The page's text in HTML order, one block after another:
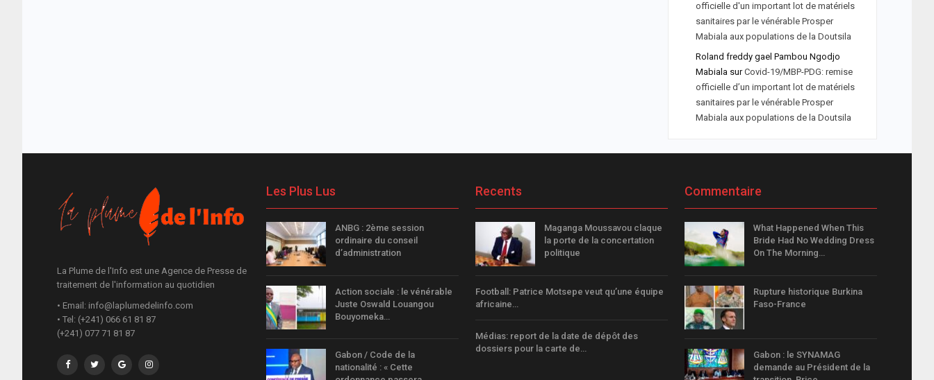
officielle d'un important lot de matériels
sanitaires par le vénérable Prosper
Mabiala aux populations de la Doutsila
Roland freddy gael Pambou Ngodjo
MabialasurCovid-19/MBP-PDG: remise
officielle d’un important lot de matériels
sanitaires par le vénérable Prosper
Mabiala aux populations de la Doutsila
La Plume de l'Info est une Agence de Presse de
traitement de l'information au quotidien
• Email: info@laplumedelinfo.com
• Tel: (+241) 066 61 81 87
(+241) 077 71 81 87
Les Plus Lus
ANBG : 2ème session
ordinaire du conseil
d’administration
Action sociale : le vénérable
Juste Oswald Louangou
Bouyomeka…
Gabon / Code de la
nationalité : « Cette
Recents
Maganga Moussavou claque
la porte de la concertation
politique
Football: Patrice Motsepe veut qu’une équipe
africaine…
Médias: report de la date de dépôt des
dossiers pour la carte de…
Commentaire
What Happened When This
Bride Had No Wedding Dress
On The Morning…
Rupture historique Burkina
Faso-France
Gabon : le SYNAMAG
demande au Président de la